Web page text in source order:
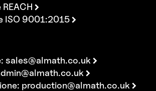
ISO 9001:2015
sales@almath.co.uk
production@almath.co.uk